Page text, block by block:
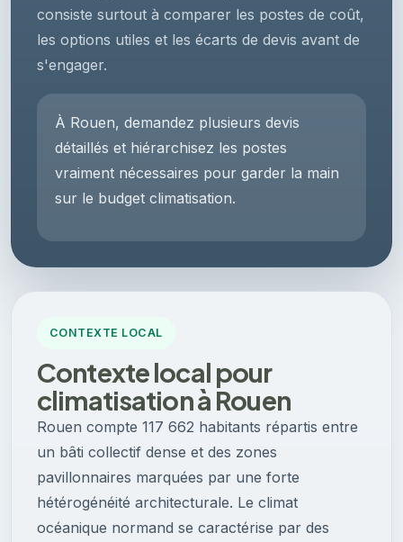
consiste surtout à comparer les postes de coût,
les options utiles et les écarts de devis avant de
s'engager.
À Rouen, demandez plusieurs devis
détaillés et hiérarchisez les postes
vraiment nécessaires pour garder la main
sur le budget climatisation.
CONTEXTE LOCAL
Contexte local pour
climatisation à Rouen
Rouen compte 117 662 habitants répartis entre
un bâti collectif dense et des zones
pavillonnaires marquées par une forte
hétérogénéité architecturale. Le climat
océanique normand se caractérise par des